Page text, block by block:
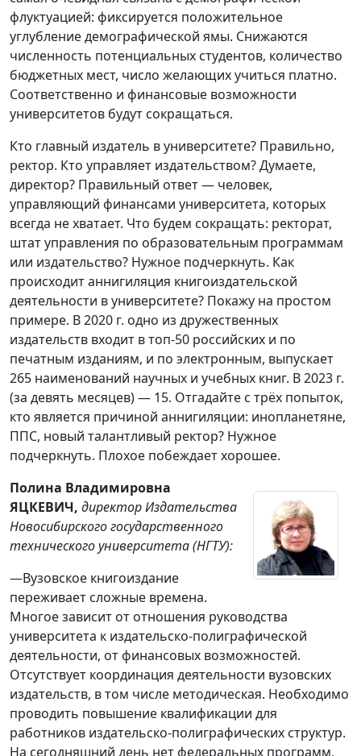
флуктуацией: фиксируется положительное
углубление демографической ямы. Снижаются
численность потенциальных студентов, количество
бюджетных мест, число желающих учиться платно.
Соответственно и финансовые возможности
университетов будут сокращаться.
Кто главный издатель в университете? Правильно,
ректор. Кто управляет издательством? Думаете,
директор? Правильный ответ — человек,
управляющий финансами университета, которых
всегда не хватает. Что будем сокращать: ректорат,
штат управления по образовательным программам
или издательство? Нужное подчеркнуть. Как
происходит аннигиляция книгоиздательской
деятельности в университете? Покажу на простом
примере. В 2020 г. одно из дружественных
издательств входит в топ-50 российских и по
печатным изданиям, и по электронным, выпускает
265 наименований научных и учебных книг. В 2023 г.
(за девять месяцев) — 15. Отгадайте с трёх попыток,
кто является причиной аннигиляции: инопланетяне,
ППС, новый талантливый ректор? Нужное
подчеркнуть. Плохое побеждает хорошее.
Полина Владимировна
ЯЦКЕВИЧ, директор Издательства
Новосибирского государственного
технического университета (НГТУ):
—Вузовское книгоиздание
переживает сложные времена.
Многое зависит от отношения руководства
университета к издательско-полиграфической
деятельности, от финансовых возможностей.
Отсутствует координация деятельности вузовских
издательств, в том числе методическая. Необходимо
проводить повышение квалификации для
работников издательско-полиграфических структур.
На сегодняшний день нет федеральных программ,